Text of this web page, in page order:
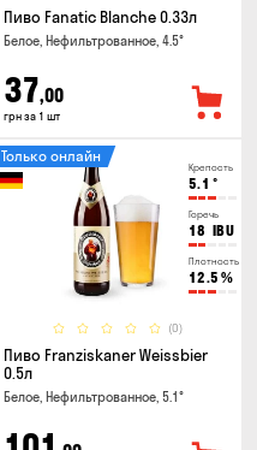
Пиво Fanatic Blanche 0.33л
Белое, Нефильтрованное, 4.5°
37,00
грн за 1 шт
Крепость
5.1 °
Горечь
18 IBU
Плотность
12.5 %
(0)
Только онлайн
Пиво Franziskaner Weissbier
0.5л
Белое, Нефильтрованное, 5.1°